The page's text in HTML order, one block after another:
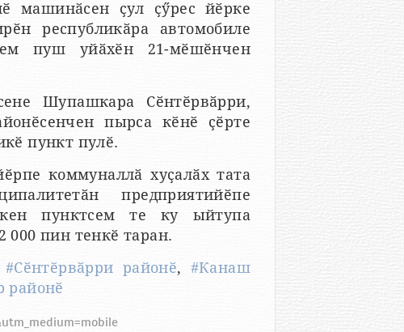
машинӑсен ҫул ҫӳрес йӗрке
республикӑра автомобиле
пуш уйӑхӗн 21-мӗшӗнчен
Шупашкара Сӗнтӗрвӑрри,
пырса кӗнӗ ҫӗрте
пункт пулӗ.
коммуналлӑ хуҫалӑх тата
предприятийӗпе
пунктсем те ку ыйтупа
000 пин тенкӗ таран.
#Сӗнтӗрвӑрри районӗ, #Канаш
районӗ